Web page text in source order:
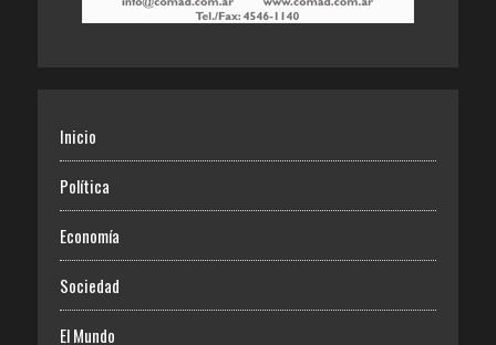
Inicio
Política
Economía
Sociedad
El Mundo